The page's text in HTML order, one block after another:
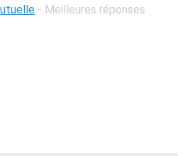
- Meilleures réponses